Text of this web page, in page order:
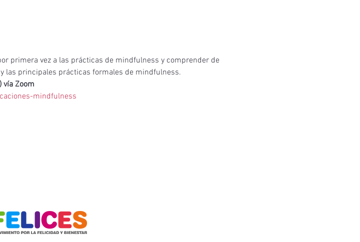
primera vez a las prácticas de mindfulness y comprender de
las principales prácticas formales de mindfulness.
vía Zoom
mindfulness